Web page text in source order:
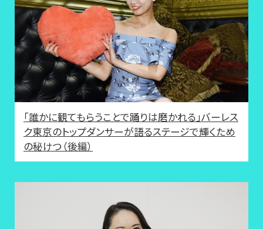
「誰かに観てもらうことで踊りは磨かれる」バーレス
ク東京のトップダンサーが語るステージで輝くため
の秘けつ（後編）